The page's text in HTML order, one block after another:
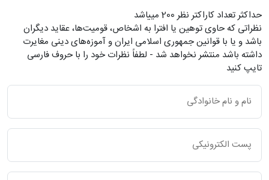
حداکثر تعداد کاراکتر نظر 200 ميياشد
نظراتی که حاوی توهین یا افترا به اشخاص، قومیت‌ها، عقاید دیگران
باشد و یا با قوانین جمهوری اسلامی ایران و آموزه‌های دینی مغایرت
داشته باشد منتشر نخواهد شد - لطفاً نظرات خود را با حروف فارسی
تایپ کنید